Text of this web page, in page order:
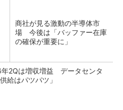
商社が見る激動の半導体市
場 今後は「バッファー在庫
の確保が重要に」
年2Qは増収増益 データセンタ
給はパツパツ」